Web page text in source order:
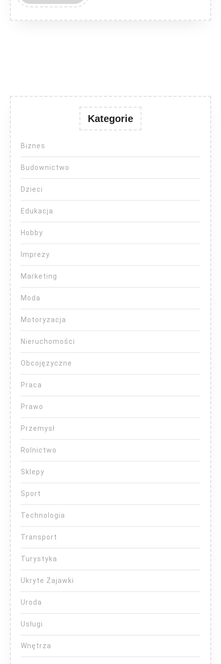
MORE
Kategorie
Biznes
Budownictwo
Dzieci
Edukacja
Hobby
Imprezy
Marketing
Moda
Motoryzacja
Nieruchomości
Obcojęzyczne
Praca
Prawo
Przemysł
Rolnictwo
Sklepy
Sport
Technologia
Transport
Turystyka
Ukryte Zajawki
Uroda
Usługi
Wnętrza